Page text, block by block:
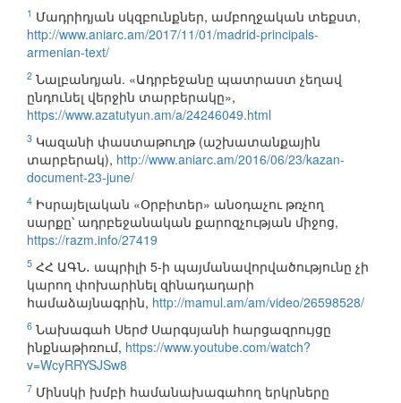
1 Մադրիդյան սկզբունքներ, ամբողջական տեքստ,
http://www.aniarc.am/2017/11/01/madrid-principals-
armenian-text/
2 Նալբանդյան. «Ադրբեջանը պատրաստ չեղավ
ընդունել վերջին տարբերակը»,
https://www.azatutyun.am/a/24246049.html
3 Կազանի փաստաթուղթ (աշխատանքային
տարբերակ), http://www.aniarc.am/2016/06/23/kazan-
document-23-june/
4 Իսրայելական «Օրբիտեր» անօդաչու թռչող
սարքը՝ ադրբեջանական քարոզչության միջոց,
https://razm.info/27419
5 ՀՀ ԱԳՆ․ ապրիլի 5-ի պայմանավորվածությունը չի
կարող փոխարինել զինադադարի
համաձայնագրին, http://mamul.am/am/video/26598528/
6 Նախագահ Սերժ Սարգսյանի հարցազրույցը
ինքնաթիռում, https://www.youtube.com/watch?
v=WcyRRYSJSw8
7 Մինսկի խմբի համանախագահող երկրները